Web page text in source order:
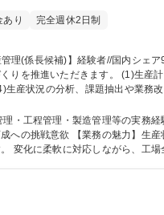
あり 完全週休2日制
捗管理 (2)関係部署と連携した生産計画・納期の調整 (3)協力
状況の分析、課題抽出や業務改善
％の自動車部品メーカー
・工程管理・製造管理等の実務
関係部署や協力企業と 連携しながら最適
軟に対応しながら、工場全体を円滑に